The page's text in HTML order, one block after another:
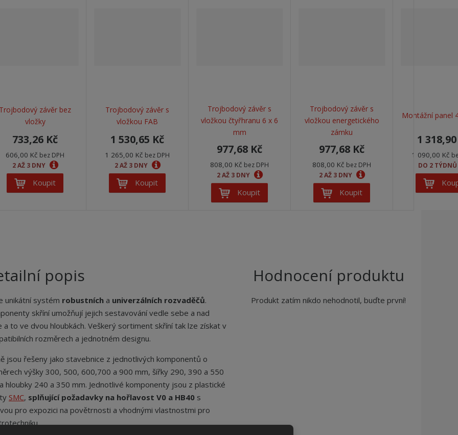
Trojbodový závěr bez
vložky
733,26 Kč
606,00 Kč bez DPH
2 AŽ 3 DNY
Koupit
Trojbodový závěr s
vložkou FAB
1 530,65 Kč
1 265,00 Kč bez DPH
2 AŽ 3 DNY
Koupit
Trojbodový závěr s
vložkou čtyřhranu 6 x 6
mm
977,68 Kč
808,00 Kč bez DPH
2 AŽ 3 DNY
Koupit
Trojbodový závěr s
vložkou energetického
zámku
977,68 Kč
808,00 Kč bez DPH
2 AŽ 3 DNY
Koupit
Montážní panel
1
1 090,00 Kč
DO 2 TÝDNŮ
popis
unikátní systém robustních a univerzálních rozvaděčů.
skříní umožňují jejich sestavování vedle sebe a nad
a to ve dvou hloubkách. Veškerý sortiment skříní tak lze získat v
rozměrech a jednotném designu.
jsou řešeny jako stavebnice z jednotlivých komponentů o
výšky 300, 500, 600,700 a 900 mm, šířky 290, 390 a 550
hloubky 240 a 350 mm. Jednotlivé komponenty jsou z plastické
SMC, splňující požadavky na hořlavost V0 a HB40 s
pro expozici na povětrnosti a vhodnými vlastnostmi pro
Hodnocení produktu
Produkt zatím nikdo nehodnotil, buďte první!